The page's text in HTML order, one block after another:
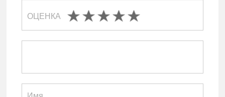
ОЦЕНКА